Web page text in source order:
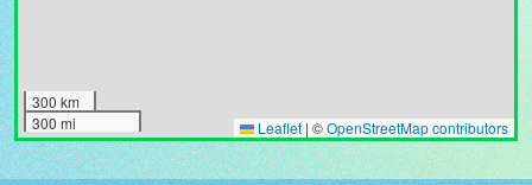
300 km
300 mi
Leaflet | ©OpenStreetMap contributors